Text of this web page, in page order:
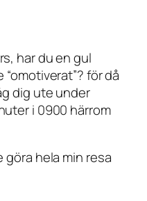
har du en gul
för då
dig ute under
i 0900 härrom
göra hela min resa